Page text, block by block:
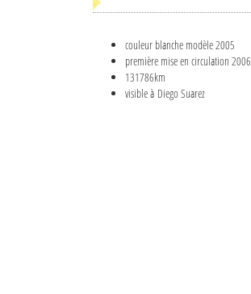
couleur blanche modèle 2005
première mise en circulation 2006
131786km
visible à Diego Suarez